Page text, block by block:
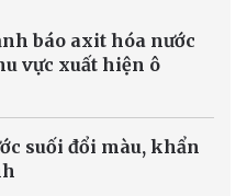
báo axit hóa nước
vực xuất hiện ô
suối đổi màu, khẩn